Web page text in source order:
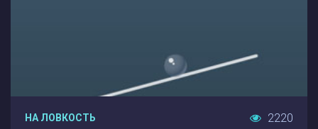
НА ЛОВКОСТЬ 2220